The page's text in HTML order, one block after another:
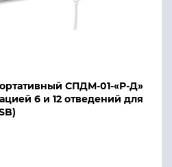
СПДМ-01-«Р-Д»
6 и 12 отведений для